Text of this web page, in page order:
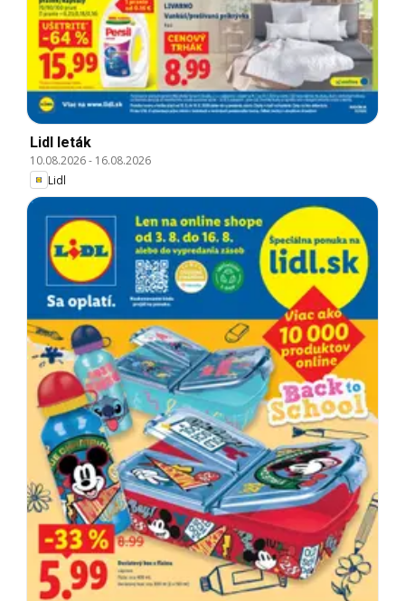
Lidl leták
10.08.2026- 16.08.2026
Lidl